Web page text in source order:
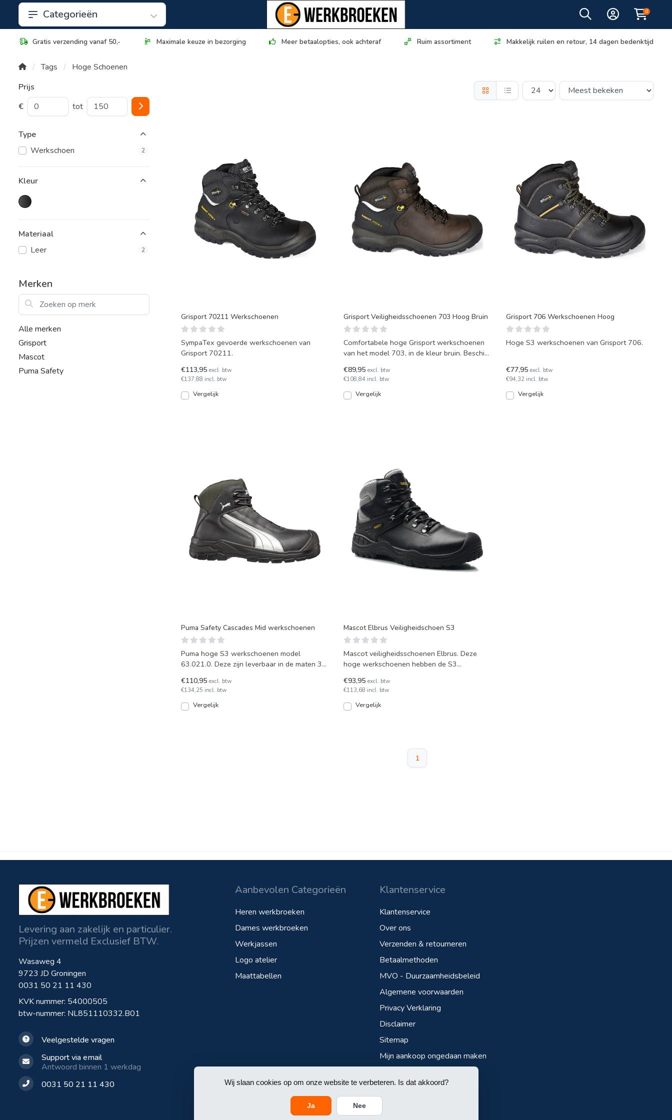
Wij slaan cookies op om onze website te verbeteren. Is dat akkoord?
Ja Nee
Categorieën 0
Gratis verzending vanaf 50,- Maximale keuze in bezorging Meer betaalopties, ook achteraf Ruim assortiment Makkelijk ruilen en retour, 14 dagen bedenktijd
Tags
Hoge Schoenen
Prijs
€
tot
Type
Werkschoen
2
Kleur
Materiaal
Leer
2
Merken
Zoeken op merk
Alle merken
Grisport
Mascot
Puma Safety
Grisport 70211 Werkschoenen
SympaTex gevoerde werkschoenen van
Grisport 70211.
€113,95 excl. btw
€137,88 incl. btw
Vergelijk
Grisport Veiligheidsschoenen 703 Hoog Bruin
Comfortabele hoge Grisport werkschoenen
van het model 703, in de kleur bruin. Beschikt
€89,95 excl. btw
€108,84 incl. btw
Vergelijk
Grisport 706 Werkschoenen Hoog
Hoge S3 werkschoenen van Grisport 706.
€77,95 excl. btw
€94,32 incl. btw
Vergelijk
Puma Safety Cascades Mid werkschoenen
Puma hoge S3 werkschoenen model
63.021.0. Deze zijn leverbaar in de maten 39
€110,95 excl. btw
€134,25 incl. btw
Vergelijk
Mascot Elbrus Veiligheidschoen S3
Mascot veiligheidsschoenen Elbrus. Deze
hoge werkschoenen hebben de S3
€93,95 excl. btw
€113,68 incl. btw
Vergelijk
1
Levering aan zakelijk en particulier.
Prijzen vermeld Exclusief BTW.
Wasaweg 4
9723 JD Groningen
0031 50 21 11 430
KVK nummer: 54000505
btw-nummer: NL851110332.B01
Veelgestelde vragen
Support via email
Antwoord binnen 1 werkdag
0031 50 21 11 430
Aanbevolen Categorieën
Heren werkbroeken
Dames werkbroeken
Werkjassen
Logo atelier
Maattabellen
Klantenservice
Klantenservice
Over ons
Verzenden & retourneren
Betaalmethoden
MVO - Duurzaamheidsbeleid
Algemene voorwaarden
Privacy Verklaring
Disclaimer
Sitemap
Mijn aankoop ongedaan maken